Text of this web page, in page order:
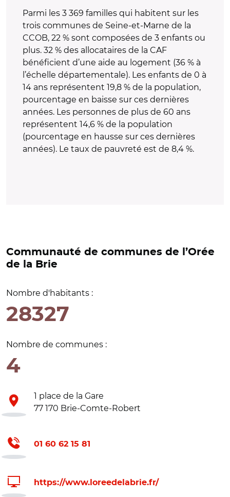
Parmi les 3 369 familles qui habitent sur les
trois communes de Seine-et-Marne de la
CCOB, 22 % sont composées de 3 enfants ou
plus. 32 % des allocataires de la CAF
bénéficient d’une aide au logement (36 % à
l’échelle départementale). Les enfants de 0 à
14 ans représentent 19,8 % de la population,
pourcentage en baisse sur ces dernières
années. Les personnes de plus de 60 ans
représentent 14,6 % de la population
(pourcentage en hausse sur ces dernières
années). Le taux de pauvreté est de 8,4 %.
Communauté de communes de l’Orée
de la Brie
Nombre d'habitants :
28327
Nombre de communes :
4
1 place de la Gare
77 170 Brie-Comte-Robert
01 60 62 15 81
https://www.loreedelabrie.fr/